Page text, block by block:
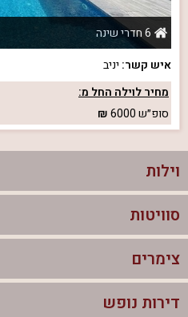
6 חדרי שינה
איש קשר: יניב
מחיר לוילה החל מ:
סופ״ש6000
וילות
וילות בצפון
וילות להשכרה
סוויטות
סוויטות בצפון
צימרים לזוגות עם בריכה פרטית
צימרים
צימרים בצפון
דירות נופש